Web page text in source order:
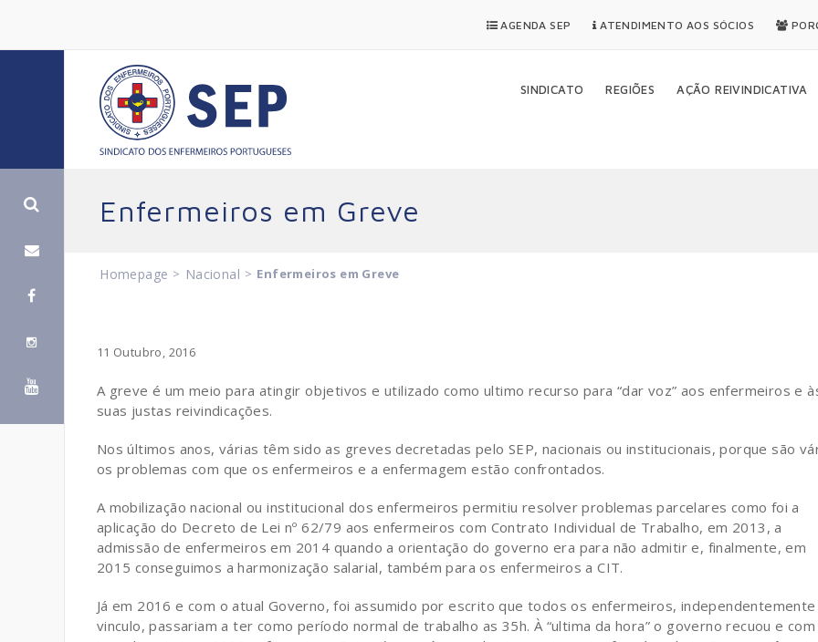
AGENDA SEP ATENDIMENTO AOS SÓCIOS
SINDICATO REGIÕES AÇÃO REIVINDICATIVA
Enfermeiros em Greve
Homepage > Nacional > Enfermeiros em Greve
11 Outubro, 2016
A greve é um meio para atingir objetivos e utilizado como ultimo recurso para “dar voz” aos enfermeiros e
suas justas reivindicações.
Nos últimos anos, várias têm sido as greves decretadas pelo SEP, nacionais ou institucionais, porque são
os problemas com que os enfermeiros e a enfermagem estão confrontados.
A mobilização nacional ou institucional dos enfermeiros permitiu resolver problemas parcelares como foi a
aplicação do Decreto de Lei nº 62/79 aos enfermeiros com Contrato Individual de Trabalho, em 2013, a
admissão de enfermeiros em 2014 quando a orientação do governo era para não admitir e, finalmente, em
2015 conseguimos a harmonização salarial, também para os enfermeiros a CIT.
Já em 2016 e com o atual Governo, foi assumido por escrito que todos os enfermeiros, independentemente
vinculo, passariam a ter como período normal de trabalho as 35h. À “ultima da hora” o governo recuou e com